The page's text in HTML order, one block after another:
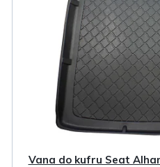
Vana do kufru Seat